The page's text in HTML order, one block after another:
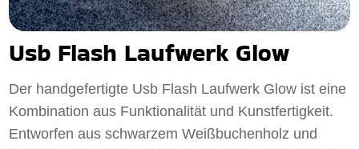
Usb Flash Laufwerk Glow
Der handgefertigte Usb Flash Laufwerk Glow ist eine
Kombination aus Funktionalität und Kunstfertigkeit.
Entworfen aus schwarzem Weißbuchenholz und